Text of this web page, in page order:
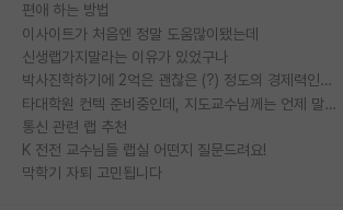
편애 하는 방법
이사이트가 처음엔 정말 도움많이됐는데
신생랩가지말라는 이유가 있었구나
박사진학하기에 2억은 괜찮은 (?) 정도의 경제력인가요
타대학원 컨텍 준비중인데, 지도교수님께는 언제 말씀드려야 할까요?
통신 관련 랩 추천
K 전전 교수님들 랩실 어떤지 질문드려요!
막학기 자퇴 고민됩니다